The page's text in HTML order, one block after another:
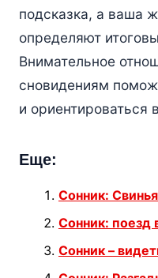
подсказка, а ваша
определяют
Внимательное
сновидениям
и ориентироваться
Еще:
Сонник:
Сонник: поезд
Сонник –